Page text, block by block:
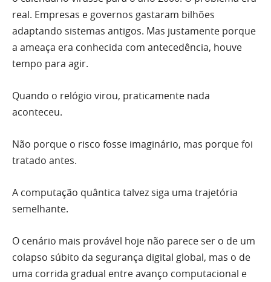
real. Empresas e governos gastaram bilhões
adaptando sistemas antigos. Mas justamente porque
a ameaça era conhecida com antecedência, houve
tempo para agir.
Quando o relógio virou, praticamente nada
aconteceu.
Não porque o risco fosse imaginário, mas porque foi
tratado antes.
A computação quântica talvez siga uma trajetória
semelhante.
O cenário mais provável hoje não parece ser o de um
colapso súbito da segurança digital global, mas o de
uma corrida gradual entre avanço computacional e